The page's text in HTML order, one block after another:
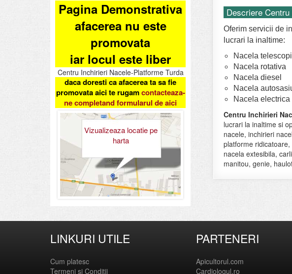
Pagina Demonstrativa
afacerea nu este
promovata
iar locul este liber
Centru Inchirieri Nacele-Platforme Turda
daca doresti ca afacerea ta sa fie
promovata aici te rugamcontacteaza-
ne completand formularul de aici
Vizualizeaza locatie pe
harta
Descriere
Oferim servicii de
lucrari la inaltime:
Nacela
Nacela rotativa
Nacela diesel
Nacela
Nacela electrica
Centru Inchirieri
lucrari la inaltime si
nacele, inchirieri
platforme
nacela extesibila,
manitou, genie,
LINKURI UTILE
Cum platesc
Termeni si Conditii
PARTENERI
Apicultorul.com
Cardiologul.ro